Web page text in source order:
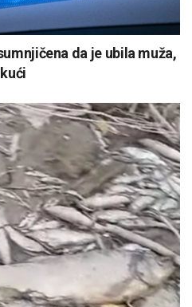
da je ubila muža,